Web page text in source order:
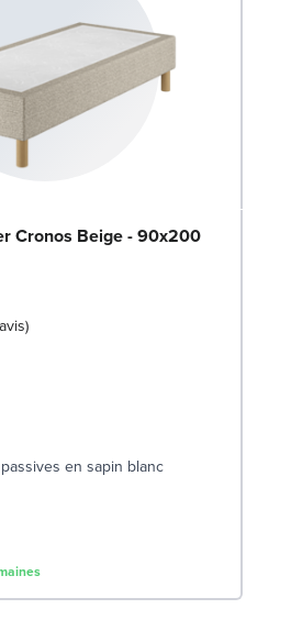
Cronos Beige - 90x200
avis
en sapin blanc